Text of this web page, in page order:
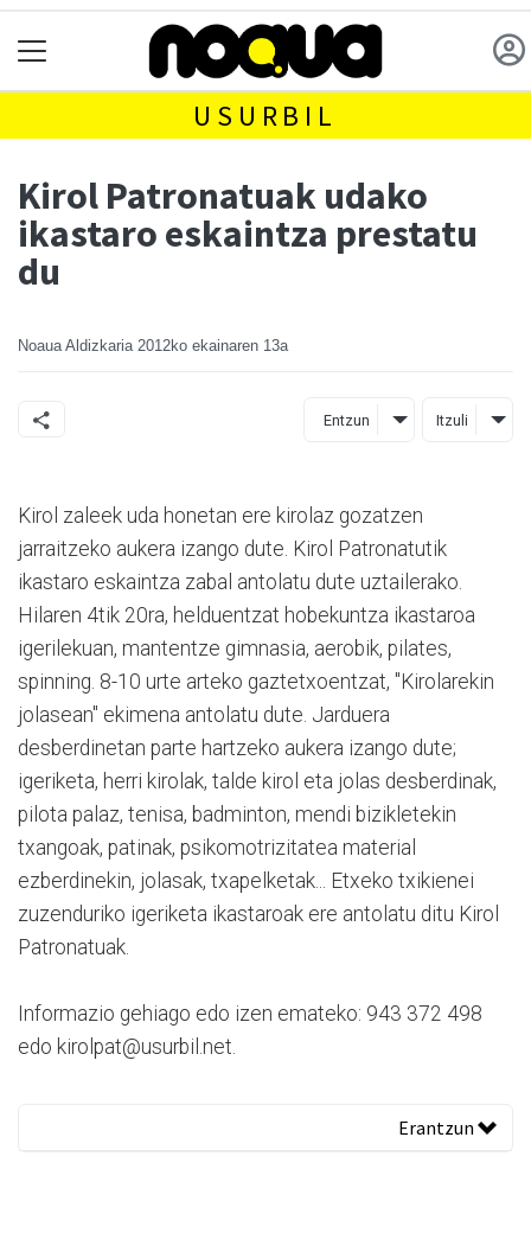
USURBIL
Kirol Patronatuak udako
ikastaro eskaintza prestatu
du
Noaua Aldizkaria 2012ko ekainaren 13a
Entzun Itzuli
Kirol zaleek uda honetan ere kirolaz gozatzen
jarraitzeko aukera izango dute. Kirol Patronatutik
ikastaro eskaintza zabal antolatu dute uztailerako.
Hilaren 4tik 20ra, helduentzat hobekuntza ikastaroa
igerilekuan, mantentze gimnasia, aerobik, pilates,
spinning. 8-10 urte arteko gaztetxoentzat, "Kirolarekin
jolasean" ekimena antolatu dute. Jarduera
desberdinetan parte hartzeko aukera izango dute;
igeriketa, herri kirolak, talde kirol eta jolas desberdinak,
pilota palaz, tenisa, badminton, mendi bizikletekin
txangoak, patinak, psikomotrizitatea material
ezberdinekin, jolasak, txapelketak... Etxeko txikienei
zuzenduriko igeriketa ikastaroak ere antolatu ditu Kirol
Patronatuak.
Informazio gehiago edo izen emateko: 943 372 498
edo kirolpat@usurbil.net.
Erantzun